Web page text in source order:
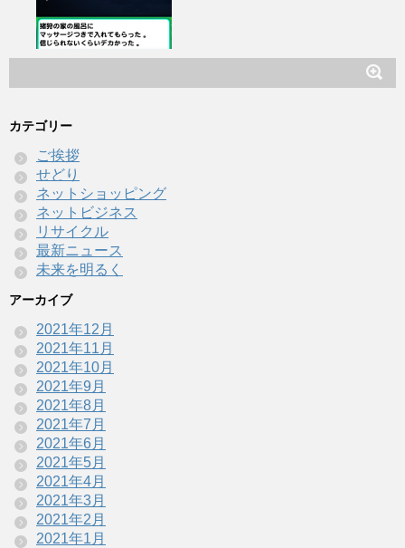
カテゴリー
ご挨拶
せどり
ネットショッピング
ネットビジネス
リサイクル
最新ニュース
未来を明るく
アーカイブ
2021年12月
2021年11月
2021年10月
2021年9月
2021年8月
2021年7月
2021年6月
2021年5月
2021年4月
2021年3月
2021年2月
2021年1月